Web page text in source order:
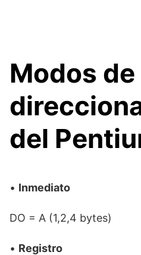
Modos de
del
• Inmediato
DO = A (1,2,4 bytes)
• Registro